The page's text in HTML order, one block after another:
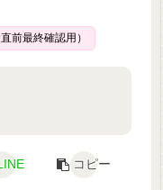
前最終確認用）
コピー